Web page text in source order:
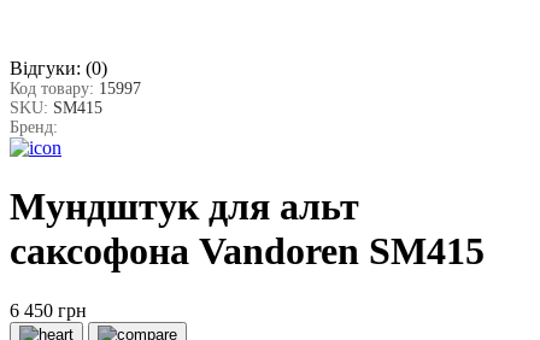
Відгуки: (0)
Код товару: 15997
SKU: SM415
Бренд:
Мундштук для альт
саксофона Vandoren SM415
6 450 грн